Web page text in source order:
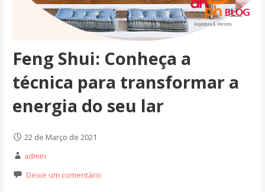
Feng Shui: Conheça a
técnica para transformar a
energia do seu lar
22 de Março de 2021
admin
Deixe um comentário